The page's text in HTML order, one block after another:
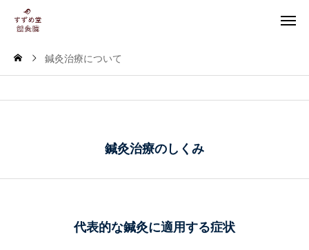
鍼灸治療について
鍼灸治療のしくみ
代表的な鍼灸に適用する症状